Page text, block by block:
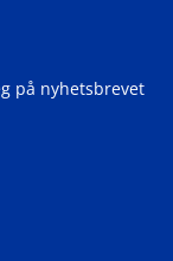
på nyhetsbrevet